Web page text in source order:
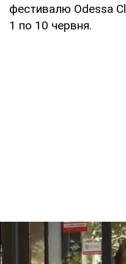
фестивалю Odessa
1 по 10 червня.